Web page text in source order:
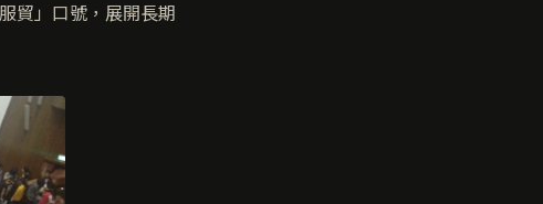
貿」口號，展開長期